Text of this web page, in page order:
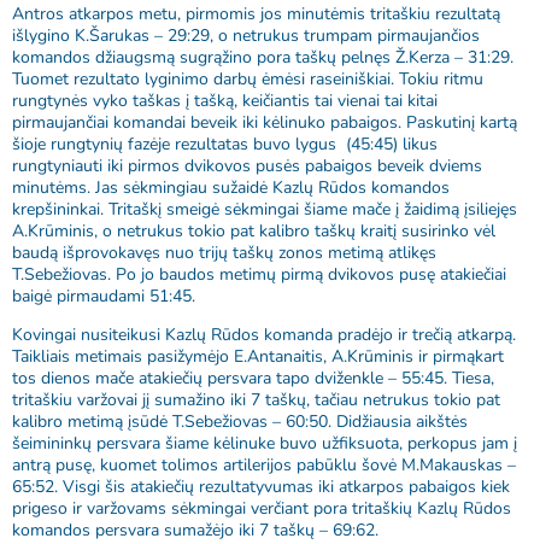
Antros atkarpos metu, pirmomis jos minutėmis tritaškiu rezultatą
išlygino K.Šarukas – 29:29, o netrukus trumpam pirmaujančios
komandos džiaugsmą sugrąžino pora taškų pelnęs Ž.Kerza – 31:29.
Tuomet rezultato lyginimo darbų ėmėsi raseiniškiai. Tokiu ritmu
rungtynės vyko taškas į tašką, keičiantis tai vienai tai kitai
pirmaujančiai komandai beveik iki kėlinuko pabaigos. Paskutinį kartą
šioje rungtynių fazėje rezultatas buvo lygus (45:45) likus
rungtyniauti iki pirmos dvikovos pusės pabaigos beveik dviems
minutėms. Jas sėkmingiau sužaidė Kazlų Rūdos komandos
krepšininkai. Tritaškį smeigė sėkmingai šiame mače į žaidimą įsiliejęs
A.Krūminis, o netrukus tokio pat kalibro taškų kraitį susirinko vėl
baudą išprovokavęs nuo trijų taškų zonos metimą atlikęs
T.Sebežiovas. Po jo baudos metimų pirmą dvikovos pusę atakiečiai
baigė pirmaudami 51:45.
Kovingai nusiteikusi Kazlų Rūdos komanda pradėjo ir trečią atkarpą.
Taikliais metimais pasižymėjo E.Antanaitis, A.Krūminis ir pirmąkart
tos dienos mače atakiečių persvara tapo dviženkle – 55:45. Tiesa,
tritaškiu varžovai jį sumažino iki 7 taškų, tačiau netrukus tokio pat
kalibro metimą įsūdė T.Sebežiovas – 60:50. Didžiausia aikštės
šeimininkų persvara šiame kėlinuke buvo užfiksuota, perkopus jam į
antrą pusę, kuomet tolimos artilerijos pabūklu šovė M.Makauskas –
65:52. Visgi šis atakiečių rezultatyvumas iki atkarpos pabaigos kiek
prigeso ir varžovams sėkmingai verčiant pora tritaškių Kazlų Rūdos
komandos persvara sumažėjo iki 7 taškų – 69:62.